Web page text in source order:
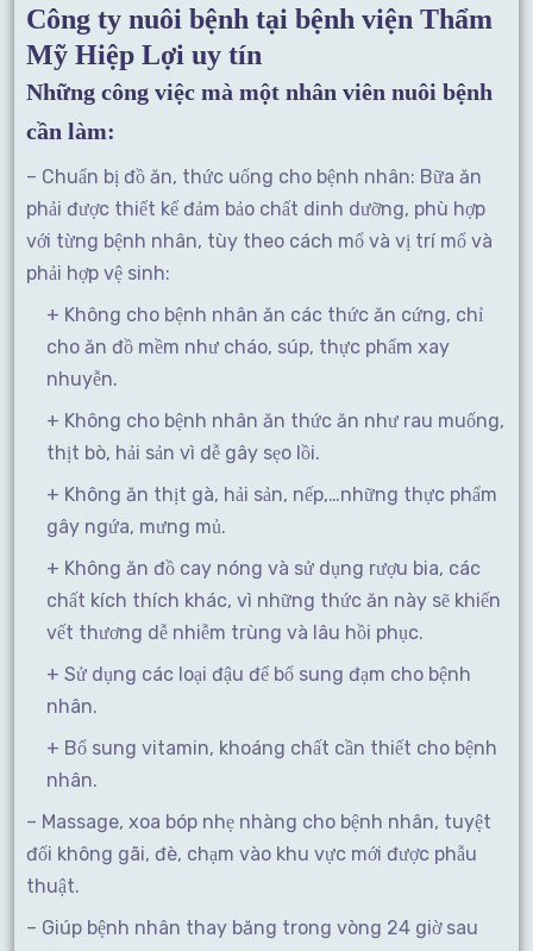
Công ty nuôi bệnh tại bệnh viện Thẩm
Mỹ Hiệp Lợi uy tín
Những công việc mà một nhân viên nuôi bệnh
cần làm:
– Chuẩn bị đồ ăn, thức uống cho bệnh nhân: Bữa ăn
phải được thiết kế đảm bảo chất dinh dưỡng, phù hợp
với từng bệnh nhân, tùy theo cách mổ và vị trí mổ và
phải hợp vệ sinh:
+ Không cho bệnh nhân ăn các thức ăn cứng, chỉ
cho ăn đồ mềm như cháo, súp, thực phẩm xay
nhuyễn.
+ Không cho bệnh nhân ăn thức ăn như rau muống,
thịt bò, hải sản vì dễ gây sẹo lồi.
+ Không ăn thịt gà, hải sản, nếp,…những thực phẩm
gây ngứa, mưng mủ.
+ Không ăn đồ cay nóng và sử dụng rượu bia, các
chất kích thích khác, vì những thức ăn này sẽ khiến
vết thương dễ nhiễm trùng và lâu hồi phục.
+ Sử dụng các loại đậu để bổ sung đạm cho bệnh
nhân.
+ Bổ sung vitamin, khoáng chất cần thiết cho bệnh
nhân.
– Massage, xoa bóp nhẹ nhàng cho bệnh nhân, tuyệt
đối không gãi, đè, chạm vào khu vực mới được phẫu
thuật.
– Giúp bệnh nhân thay băng trong vòng 24 giờ sau